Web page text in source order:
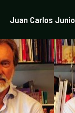
Juan Carlos Junio
de